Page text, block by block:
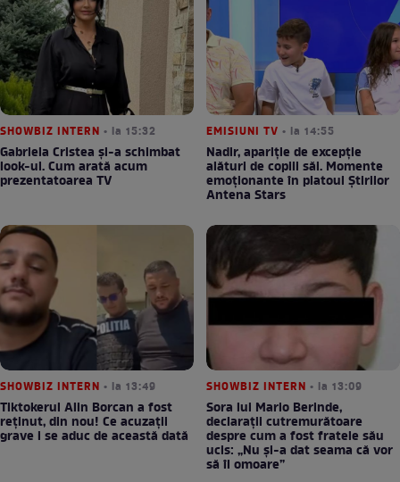
SHOWBIZ INTERN • la 15:32
Gabriela Cristea și-a schimbat
look-ul. Cum arată acum
prezentatoarea TV
EMISIUNI TV • la 14:55
Nadir, apariție de excepție
alături de copiii săi. Momente
emoționante în platoul Știrilor
Antena Stars
SHOWBIZ INTERN • la 13:49
Tiktokerul Alin Borcan a fost
reținut, din nou! Ce acuzații
grave i se aduc de această dată
SHOWBIZ INTERN • la 13:09
Sora lui Mario Berinde,
declarații cutremurătoare
despre cum a fost fratele său
ucis: „Nu și-a dat seama că vor
să îl omoare”